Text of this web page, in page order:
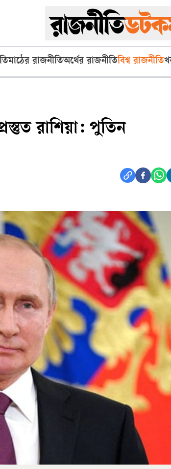
মাঠের রাজনীতিঅর্থের রাজনীতিবিশ্ব রাজনীতি
রাশিয়া: পুতিন